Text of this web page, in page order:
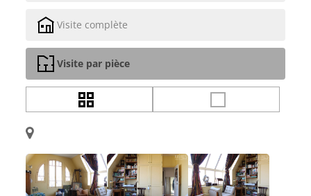
Visite complète
Visite par pièce